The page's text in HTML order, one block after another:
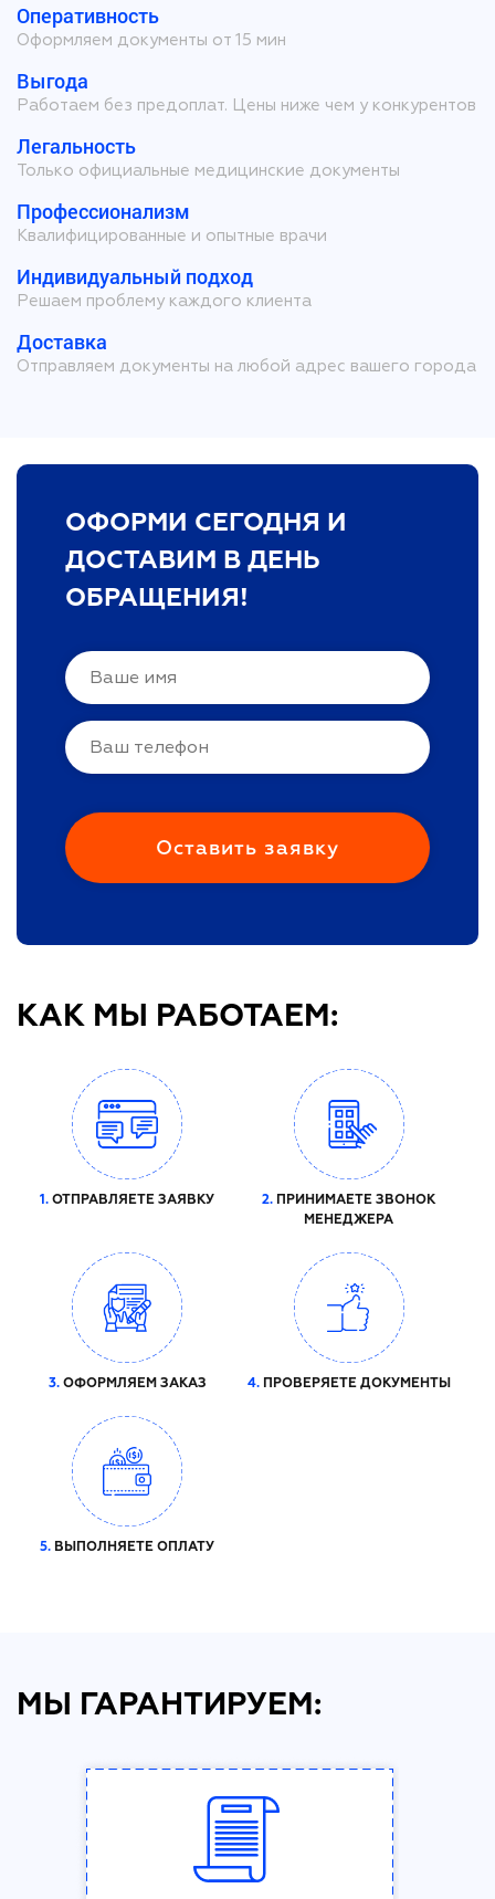
Оперативность
Оформляем документы от 15 мин
Выгода
Работаем без предоплат. Цены ниже чем у конкурентов
Легальность
Только официальные медицинские документы
Профессионализм
Квалифицированные и опытные врачи
Индивидуальный подход
Решаем проблему каждого клиента
Доставка
Отправляем документы на любой адрес вашего города
ОФОРМИ СЕГОДНЯ И
ДОСТАВИМ В ДЕНЬ
ОБРАЩЕНИЯ!
КАК МЫ РАБОТАЕМ:
1. ОТПРАВЛЯЕТЕ ЗАЯВКУ 2. ПРИНИМАЕТЕ ЗВОНОК
МЕНЕДЖЕРА
3.ОФОРМЛЯЕМ ЗАКАЗ 4.ПРОВЕРЯЕТЕ ДОКУМЕНТЫ
5. ВЫПОЛНЯЕТЕ ОПЛАТУ
МЫ ГАРАНТИРУЕМ: